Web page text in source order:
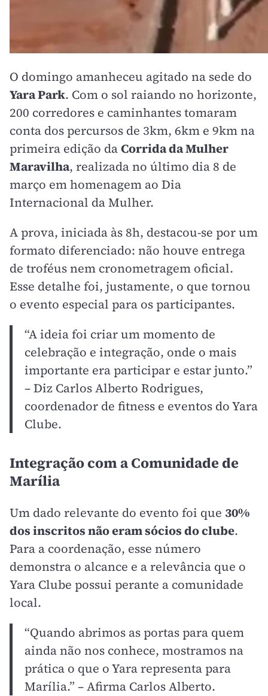
O domingo amanheceu agitado na sede do
Yara Park. Com o sol raiando no horizonte,
200 corredores e caminhantes tomaram
conta dos percursos de 3km, 6km e 9km na
primeira edição daCorrida da Mulher
Maravilha, realizada no último dia 8 de
março em homenagem ao Dia
Internacional da Mulher.
A prova, iniciada às 8h, destacou-se por um
formato diferenciado: não houve entrega
de troféus nem cronometragem oficial.
Esse detalhe foi, justamente, o que tornou
o evento especial para os participantes.
“A ideia foi criar um momento de
celebração e integração, onde o mais
importante era participar e estar junto.”
– Diz Carlos Alberto Rodrigues,
coordenador de fitness e eventos do Yara
Clube.
Integração com a Comunidade de
Marília
Um dado relevante do evento foi que 30%
dos inscritos não eram sócios do clube.
Para a coordenação, esse número
demonstra o alcance e a relevância que o
Yara Clube possui perante a comunidade
local.
“Quando abrimos as portas para quem
ainda não nos conhece, mostramos na
prática o que o Yara representa para
Marília.” – Afirma Carlos Alberto.